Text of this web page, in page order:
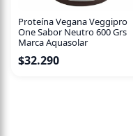
Proteína Vegana Veggipro
One Sabor Neutro 600 Grs
Marca Aquasolar
$32.290